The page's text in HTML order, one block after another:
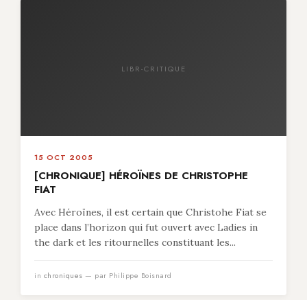
LIBR-CRITIQUE
15 OCT 2005
[CHRONIQUE] HÉROÏNES DE CHRISTOPHE
FIAT
Avec Héroïnes, il est certain que Christohe Fiat se
place dans l’horizon qui fut ouvert avec Ladies in
the dark et les ritournelles constituant les...
in chroniques — par Philippe Boisnard